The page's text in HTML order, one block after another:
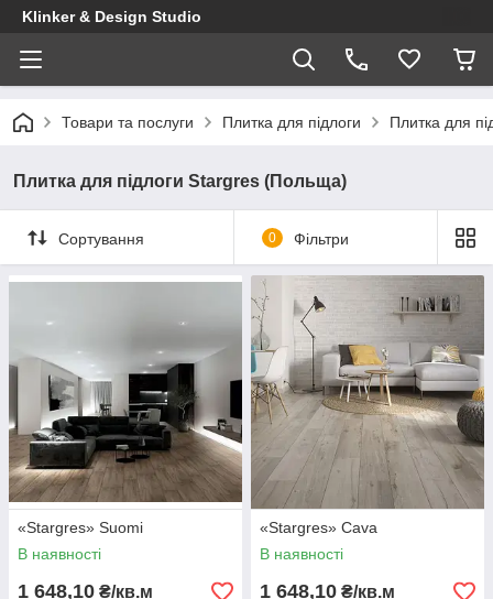
Klinker & Design Studio
Товари та послуги Плитка для підлоги Плитка для
Плитка для підлоги Stargres (Польща)
Сортування 0 Фільтри
«Stargres» Suomi
В наявності
1 648,10 ₴/кв.м
«Stargres» Сava
В наявності
1 648,10 ₴/кв.м